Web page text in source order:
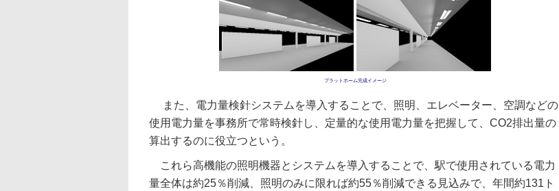
プラットホーム完成イメージ
また、電力量検針システムを導入することで、照明、エレベーター、空調などの
使用電力量を事務所で常時検針し、定量的な使用電力量を把握して、CO2排出量の
算出するのに役立つという。
これら高機能の照明機器とシステムを導入することで、駅で使用されている電力
量全体は約25％削減、照明のみに限れば約55％削減できる見込みで、年間約131ト